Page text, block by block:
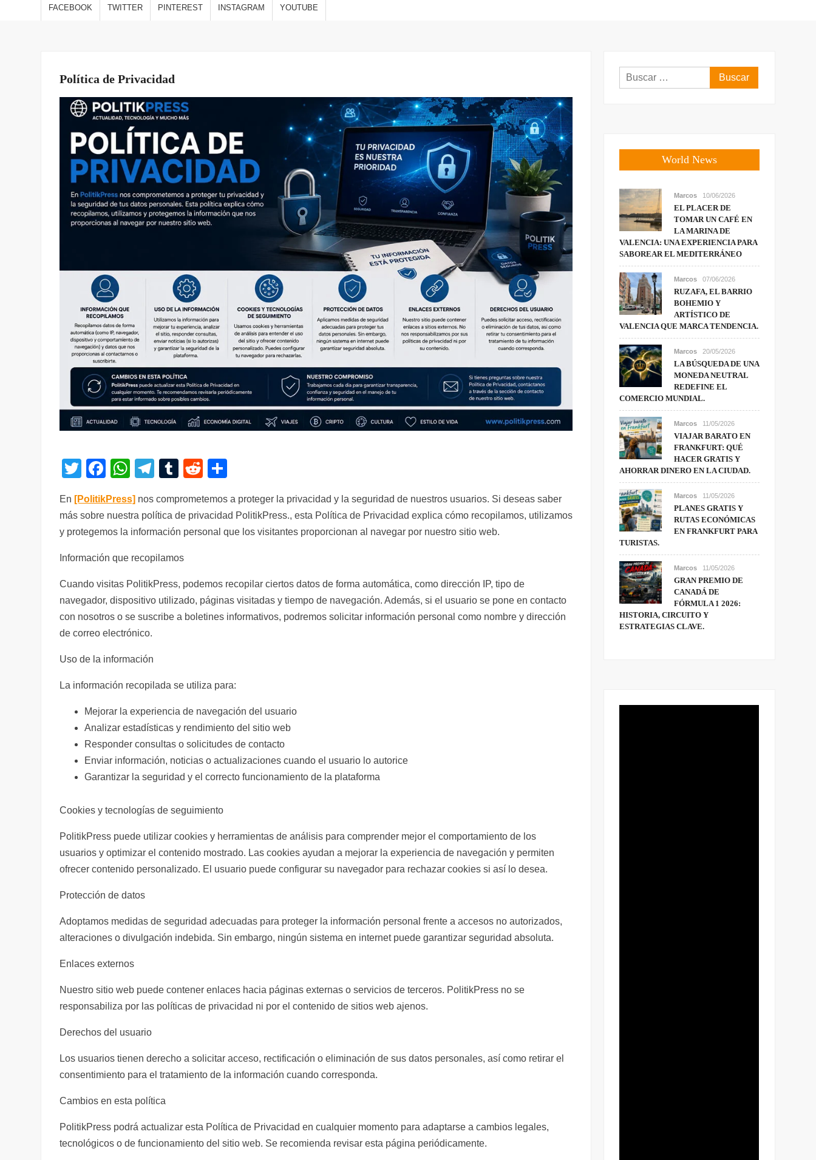
estilos de vida,
viajes y
FACEBOOK TWITTER PINTEREST INSTAGRAM YOUTUBE
Política de Privacidad
T
tt
er
F
c
e
o
o
k
W
at
s
p
p
T
e
gr
m
T
m
bl
R
d
di
m
p
En [PolitikPress] nos comprometemos a proteger la privacidad y la seguridad de nuestros usuarios. Si deseas saber
más sobre nuestra política de privacidad PolitikPress., esta Política de Privacidad explica cómo recopilamos, utilizamos
y protegemos la información personal que los visitantes proporcionan al navegar por nuestro sitio web.
Información que recopilamos
Cuando visitas PolitikPress, podemos recopilar ciertos datos de forma automática, como dirección IP, tipo de
navegador, dispositivo utilizado, páginas visitadas y tiempo de navegación. Además, si el usuario se pone en contacto
con nosotros o se suscribe a boletines informativos, podremos solicitar información personal como nombre y dirección
de correo electrónico.
Uso de la información
La información recopilada se utiliza para:
Mejorar la experiencia de navegación del usuario
Analizar estadísticas y rendimiento del sitio web
Responder consultas o solicitudes de contacto
Enviar información, noticias o actualizaciones cuando el usuario lo autorice
Garantizar la seguridad y el correcto funcionamiento de la plataforma
Cookies y tecnologías de seguimiento
PolitikPress puede utilizar cookies y herramientas de análisis para comprender mejor el comportamiento de los
usuarios y optimizar el contenido mostrado. Las cookies ayudan a mejorar la experiencia de navegación y permiten
ofrecer contenido personalizado. El usuario puede configurar su navegador para rechazar cookies si así lo desea.
Protección de datos
Adoptamos medidas de seguridad adecuadas para proteger la información personal frente a accesos no autorizados,
alteraciones o divulgación indebida. Sin embargo, ningún sistema en internet puede garantizar seguridad absoluta.
Enlaces externos
Nuestro sitio web puede contener enlaces hacia páginas externas o servicios de terceros. PolitikPress no se
responsabiliza por las políticas de privacidad ni por el contenido de sitios web ajenos.
Derechos del usuario
Los usuarios tienen derecho a solicitar acceso, rectificación o eliminación de sus datos personales, así como retirar el
consentimiento para el tratamiento de la información cuando corresponda.
Cambios en esta política
PolitikPress podrá actualizar esta Política de Privacidad en cualquier momento para adaptarse a cambios legales,
tecnológicos o de funcionamiento del sitio web. Se recomienda revisar esta página periódicamente.
Buscar:
World News
Marcos 10/06/2026
EL PLACER DE
TOMAR UN CAFÉ EN
LA MARINA DE
VALENCIA: UNA EXPERIENCIA PARA
SABOREAR EL MEDITERRÁNEO
Marcos 07/06/2026
RUZAFA, EL BARRIO
BOHEMIO Y
ARTÍSTICO DE
VALENCIA QUE MARCA TENDENCIA.
Marcos 20/05/2026
LA BÚSQUEDA DE UNA
MONEDA NEUTRAL
REDEFINE EL
COMERCIO MUNDIAL.
Marcos 11/05/2026
VIAJAR BARATO EN
FRANKFURT: QUÉ
HACER GRATIS Y
AHORRAR DINERO EN LA CIUDAD.
Marcos 11/05/2026
PLANES GRATIS Y
RUTAS ECONÓMICAS
EN FRANKFURT PARA
TURISTAS.
Marcos 11/05/2026
GRAN PREMIO DE
CANADÁ DE
FÓRMULA 1 2026:
HISTORIA, CIRCUITO Y
ESTRATEGIAS CLAVE.